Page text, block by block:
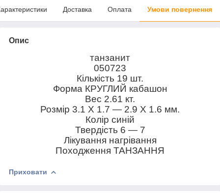
Доставка Оплата Умови повернення
Опис
танзанит
050723
Кількість 19 шт.
Форма КРУГЛИЙ кабашон
Вес 2.61 кт.
Розмір 3.1 X 1.7 — 2.9 X 1.6 мм.
Колір синій
Твердість 6 — 7
Лікування нагрівання
Походження ТАНЗАННЯ
Приховати